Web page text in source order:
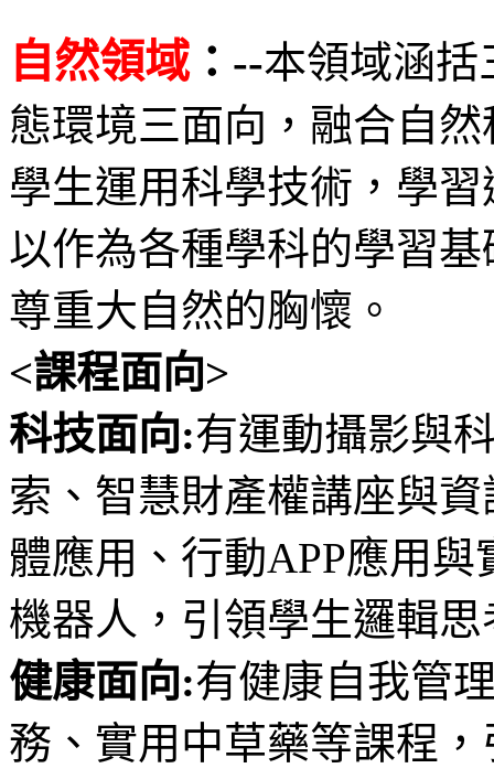
自然領域： --本領域涵括
態環境三面向，融合自
學生運用科學技術，學
以作為各種學科的學習
尊重大自然的胸懷。
<課程面向>
科技面向:有運動攝影與
索、智慧財產權講座與
體應用、行動APP應用
機器人，引領學生邏輯
健康面向:有健康自我管
務、實用中草藥等課程